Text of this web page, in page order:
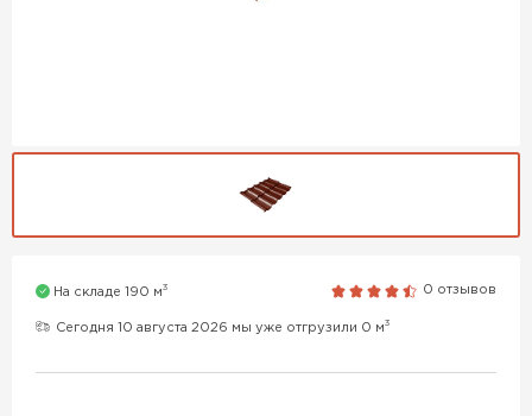
На складе 190 м3 0 отзывов
Сегодня 10 августа 2026 мы уже отгрузили 0 м3